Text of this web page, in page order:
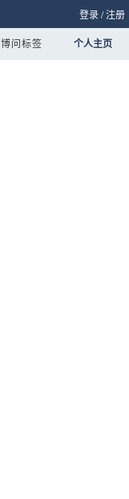
登录/注册
博问标签 个人主页